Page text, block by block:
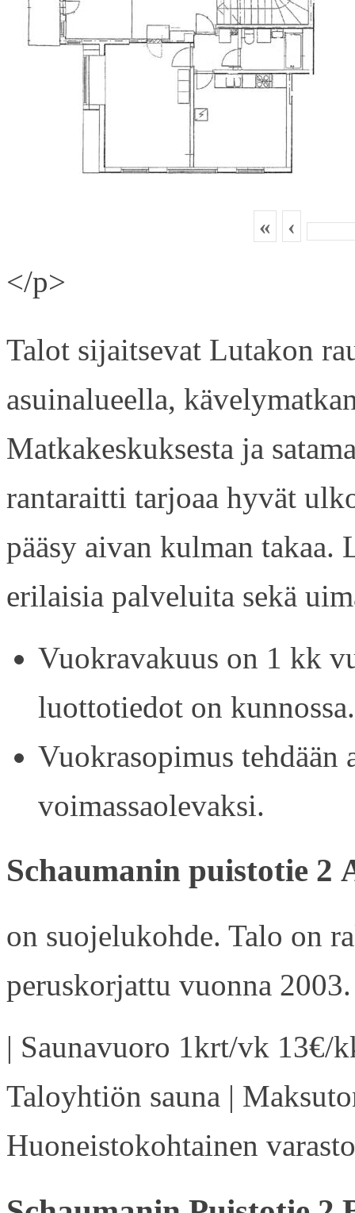
« ‹
</p>
Talot sijaitsevat Lutakon
asuinalueella,
Matkakeskuksesta ja
rantaraitti tarjoaa hyvät
pääsy aivan kulman
erilaisia palveluita sekä
Vuokravakuus on 1 kk
luottotiedot on kunnossa.
Vuokrasopimus tehdään
voimassaolevaksi.
Schaumanin puistotie 2
on suojelukohde. Talo on
peruskorjattu vuonna 2003.
| Saunavuoro 1krt/vk 13€/
Taloyhtiön sauna |
Huoneistokohtainen